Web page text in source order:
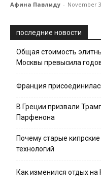
Афина Павлиду - November
последние новости
Общая стоимость
Москвы превысила
Франция
В Греции призвали
Парфенона
Почему старые
технологий
Как изменился отдых